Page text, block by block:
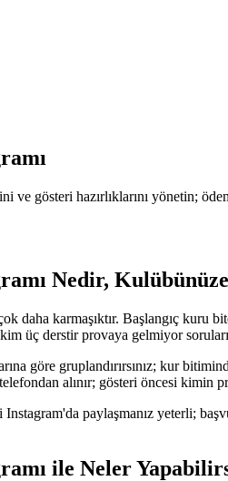
ve gösteri hazırlıklarını yönetin;
Nedir,
daha karmaşıktır. Başlangıç kuru
üç derstir provaya gelmiyor
göre gruplandırırsınız; kur
alınır; gösteri öncesi kimin
paylaşmanız yeterli;
ile Neler